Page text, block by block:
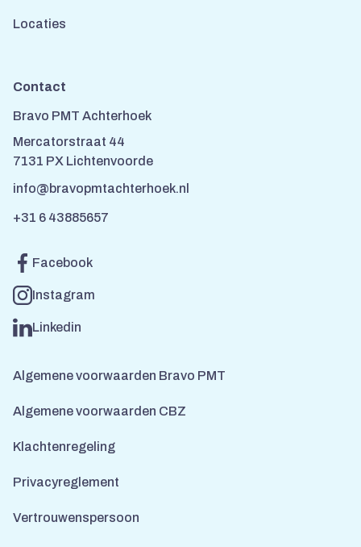
Locaties
Contact
Bravo PMT Achterhoek
Mercatorstraat 44
7131 PX Lichtenvoorde
info@bravopmtachterhoek.nl
+31 6 43885657
Facebook
Instagram
Linkedin
Algemene voorwaarden Bravo PMT
Algemene voorwaarden CBZ
Klachtenregeling
Privacyreglement
Vertrouwenspersoon